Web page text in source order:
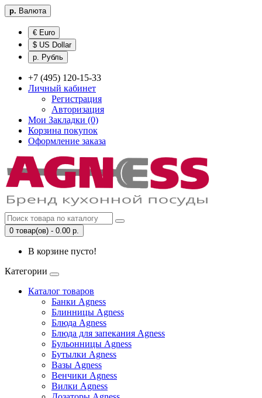
р. Валюта
€ Euro
$ US Dollar
р. Рубль
+7 (495) 120-15-33
Личный кабинет
Регистрация
Авторизация
Мои Закладки (0)
Корзина покупок
Оформление заказа
0 товар(ов) - 0.00 р.
В корзине пусто!
Категории
Каталог товаров
Банки Agness
Блинницы Agness
Блюда Agness
Блюда для запекания Agness
Бульонницы Agness
Бутылки Agness
Вазы Agness
Венчики Agness
Вилки Agness